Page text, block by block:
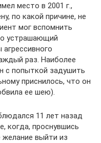
место в 2001 г.,
по какой причине, не
мог вспомнить
устрашающий
раз. Наиболее
с попыткой задушить
приснилось, что он
ее шею).
11 лет назад
когда, проснувшись
желание выйти из